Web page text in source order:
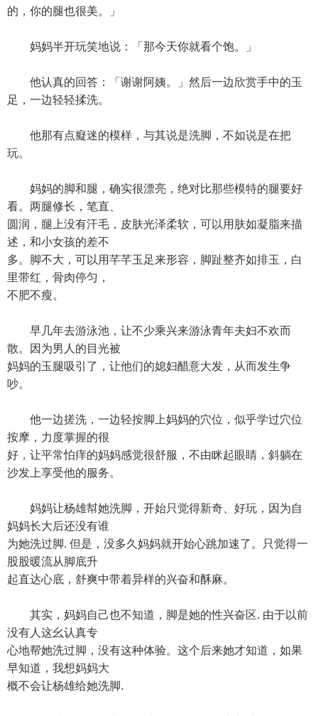
的，你的腿也很美。」
妈妈半开玩笑地说：「那今天你就看个饱。」
他认真的回答：「谢谢阿姨。」然后一边欣赏手中的玉
足，一边轻轻揉洗。
他那有点癡迷的模样，与其说是洗脚，不如说是在把
玩。
妈妈的脚和腿，确实很漂亮，绝对比那些模特的腿要好
看。两腿修长，笔直、
圆润，腿上没有汗毛，皮肤光泽柔软，可以用肤如凝脂来描
述，和小女孩的差不
多。脚不大，可以用芊芊玉足来形容，脚趾整齐如排玉，白
里带红，骨肉停匀，
不肥不瘦。
早几年去游泳池，让不少乘兴来游泳青年夫妇不欢而
散。因为男人的目光被
妈妈的玉腿吸引了，让他们的媳妇醋意大发，从而发生争
吵。
他一边搓洗，一边轻按脚上妈妈的穴位，似乎学过穴位
按摩，力度掌握的很
好，让平常怕痒的妈妈感觉很舒服，不由眯起眼睛，斜躺在
沙发上享受他的服务。
妈妈让杨雄幇她洗脚，开始只觉得新奇、好玩，因为自
妈妈长大后还没有谁
为她洗过脚. 但是，没多久妈妈就开始心跳加速了。只觉得一
股股暖流从脚底升
起直达心底，舒爽中带着异样的兴奋和酥麻。
其实，妈妈自己也不知道，脚是她的性兴奋区. 由于以前
没有人这幺认真专
心地帮她洗过脚，没有这种体验。这个后来她才知道，如果
早知道，我想妈妈大
概不会让杨雄给她洗脚.